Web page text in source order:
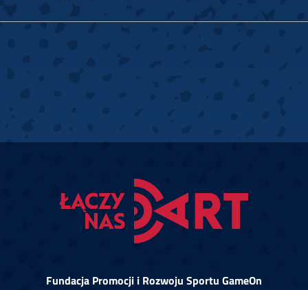
Fundacja Promocji i Rozwoju Sportu GameOn